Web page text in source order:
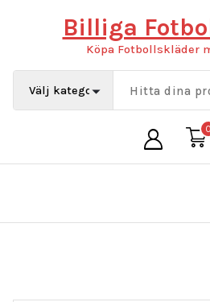
Billiga
Köpa Fotbollskläder
0